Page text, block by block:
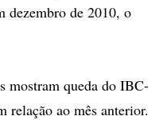
dezembro de 2010, o
mostram queda do IBC-
relação ao mês anterior.